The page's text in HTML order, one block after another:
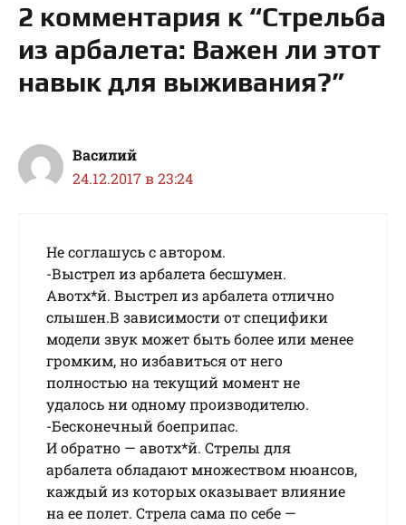
2 комментария к “Стрельба
из арбалета: Важен ли этот
навык для выживания?”
Василий
24.12.2017 в 23:24
Не соглашусь с автором.
-Выстрел из арбалета бесшумен.
Авотх*й. Выстрел из арбалета отлично
слышен.В зависимости от специфики
модели звук может быть более или менее
громким, но избавиться от него
полностью на текущий момент не
удалось ни одному производителю.
-Бесконечный боеприпас.
И обратно — авотх*й. Стрелы для
арбалета обладают множеством нюансов,
каждый из которых оказывает влияние
на ее полет. Стрела сама по себе —